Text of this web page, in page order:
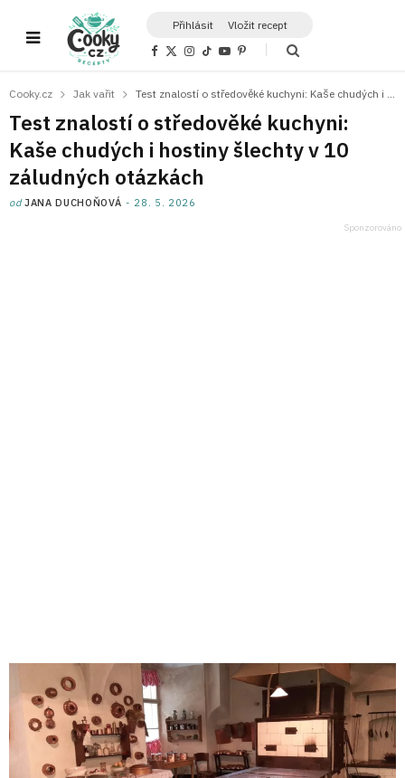
Přihlásit Vložit recept
F
b
o
k
X
i
t
e
r
)
I
a
r
a
m
T
o
Y
u
e
P
e
e
s
t
Cooky.cz Jak vařit
Test znalostí o středověké kuchyni:
Kaše chudých i hostiny šlechty v 10
záludných otázkách
odJANA DUCHOŇOVÁ 28. 5. 2026